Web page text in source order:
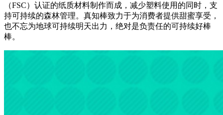
（FSC）认证的纸质材料制作而成，减少塑料使用的同时，支
持可持续的森林管理。真知棒致力于为消费者提供甜蜜享受，
也不忘为地球可持续明天出力，绝对是负责任的可持续好棒
棒。